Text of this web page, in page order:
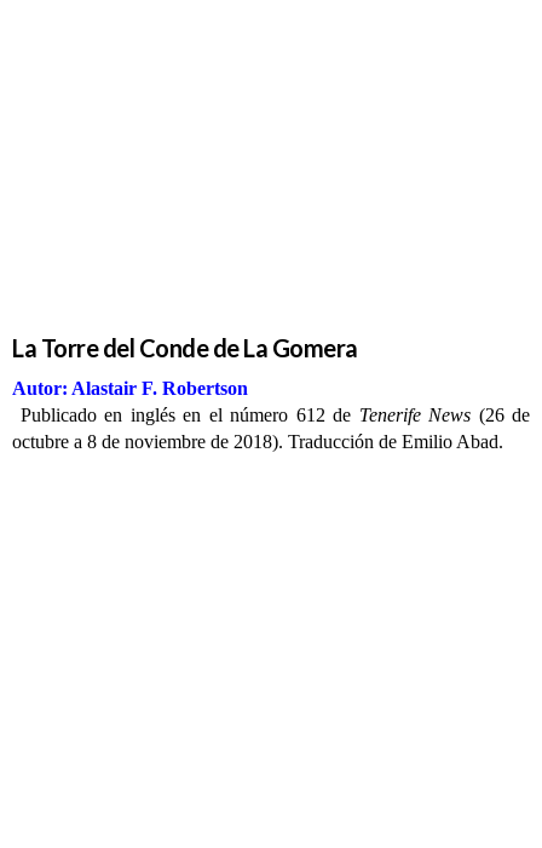
La Torre del Conde de La Gomera
Autor: Alastair F. Robertson
Publicado en inglés en el número 612 de Tenerife News (26 de
octubre a 8 de noviembre de 2018). Traducción de Emilio Abad.